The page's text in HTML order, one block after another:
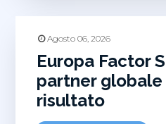
Agosto 06, 2026
Europa Factor
partner
risultato